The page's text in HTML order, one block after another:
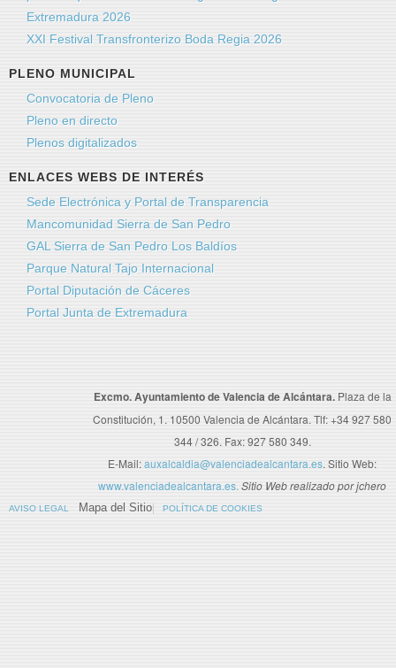
Extremadura 2026
XXI Festival Transfronterizo Boda Regia 2026
PLENO MUNICIPAL
Convocatoria de Pleno
Pleno en directo
Plenos digitalizados
ENLACES WEBS DE INTERÉS
Sede Electrónica y Portal de Transparencia
Mancomunidad Sierra de San Pedro
GAL Sierra de San Pedro Los Baldíos
Parque Natural Tajo Internacional
Portal Diputación de Cáceres
Portal Junta de Extremadura
Excmo. Ayuntamiento de Valencia de Alcántara. Plaza de la
Constitución, 1. 10500 Valencia de Alcántara. Tlf: +34 927 580
344 / 326. Fax: 927 580 349.
E-Mail:auxalcaldia@valenciadealcantara.es. Sitio Web:
www.valenciadealcantara.es. Sitio Web realizado por jchero
AVISO LEGAL Mapa del Sitio POLÍTICA DE COOKIES